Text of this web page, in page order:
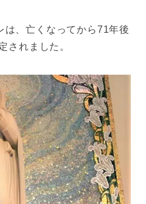
は、亡くなってから71年後
されました。